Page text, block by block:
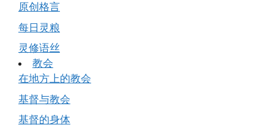
原创格言
每日灵粮
灵修语丝
教会
在地方上的教会
基督与教会
基督的身体